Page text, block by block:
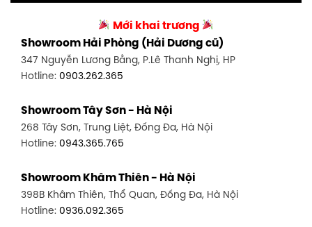
0986.71.8448
Showroom Thuận An - Bình Dương
66 đường DT743, An Phú, Thuận An, Bình Dương
Showroom Biên Hòa - Đồng Nai
452 Nguyễn Ái Quốc, Tân Tiến, TP. Biên Hòa, Đồng Nai
27-29 Nguyễn Sỹ Sách, Hưng Bình, TP Vinh, Nghệ An
Hotline:0943.960.966
Showroom Buôn Ma Thuột
Hotline:0934.02.18.18
Mới khai trương
Showroom Hải Phòng (Hải Dương cũ)
347 Nguyễn Lương Bằng, P.Lê Thanh Nghị, HP
Hotline: 0903.262.365
Showroom Tây Sơn - Hà Nội
268 Tây Sơn, Trung Liệt, Đống Đa, Hà Nội
Hotline: 0943.365.765
Showroom Khâm Thiên - Hà Nội
398B Khâm Thiên, Thổ Quan, Đống Đa, Hà Nội
Hotline: 0936.092.365